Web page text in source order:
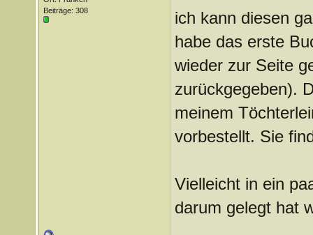
Beiträge: 308
ich kann diesen
habe das erste
wieder zur Seite
zurückgegeben).
meinem
vorbestellt. Sie
Vielleicht in ein
darum gelegt hat